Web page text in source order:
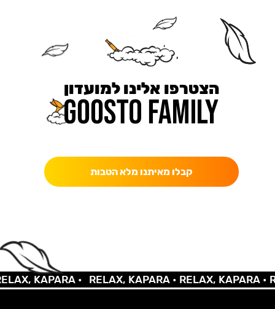
הצטרפו אלינו למועדון
קבלו מאיתנו מלא הטבות
KAPARA • RELAX, KAPARA •RELAX, KAPARA •